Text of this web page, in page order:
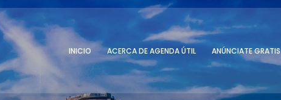
INICIO ACERCA DE AGENDA ÚTIL ANÚNCIATE GRATIS